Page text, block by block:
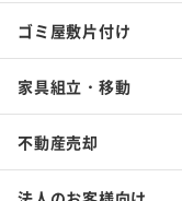
ゴミ屋敷片付け
家具組立・移動
不動産売却